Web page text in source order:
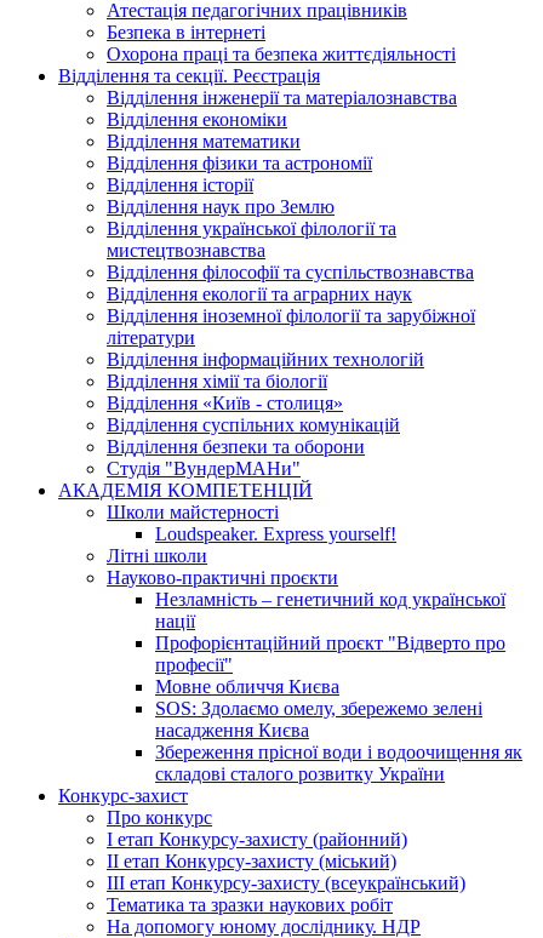
Атестація педагогічних працівників
Безпека в інтернеті
Охорона праці та безпека життєдіяльності
Відділення та секції. Реєстрація
Відділення інженерії та матеріалознавства
Відділення економіки
Відділення математики
Відділення фізики та астрономії
Відділення історії
Відділення наук про Землю
Відділення української філології та
мистецтвознавства
Відділення філософії та суспільствознавства
Відділення екології та аграрних наук
Відділення іноземної філології та зарубіжної
літератури
Відділення інформаційних технологій
Відділення хімії та біології
Відділення «Київ - столиця»
Відділення суспільних комунікацій
Відділення безпеки та оборони
Студія "ВундерМАНи"
АКАДЕМІЯ КОМПЕТЕНЦІЙ
Школи майстерності
Loudspeaker. Express yourself!
Літні школи
Науково-практичні проєкти
Незламність – генетичний код української
нації
Профорієнтаційний проєкт "Відверто про
професії"
Мовне обличчя Києва
SOS: Здолаємо омелу, збережемо зелені
насадження Києва
Збереження прісної води і водоочищення як
складові сталого розвитку України
Конкурс-захист
Про конкурс
І етап Конкурсу-захисту (районний)
ІІ етап Конкурсу-захисту (міський)
ІІІ етап Конкурсу-захисту (всеукраїнський)
Тематика та зразки наукових робіт
На допомогу юному досліднику. НДР